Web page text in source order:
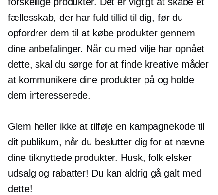
fællesskab, der har fuld tillid til dig, før du
opfordrer dem til at købe produkter gennem
dine anbefalinger. Når du med vilje har opnået
dette, skal du sørge for at finde kreative måder
at kommunikere dine produkter på og holde
dem interesserede.
Glem heller ikke at tilføje en kampagnekode til
dit publikum, når du beslutter dig for at nævne
dine tilknyttede produkter. Husk, folk elsker
udsalg og rabatter! Du kan aldrig gå galt med
dette!